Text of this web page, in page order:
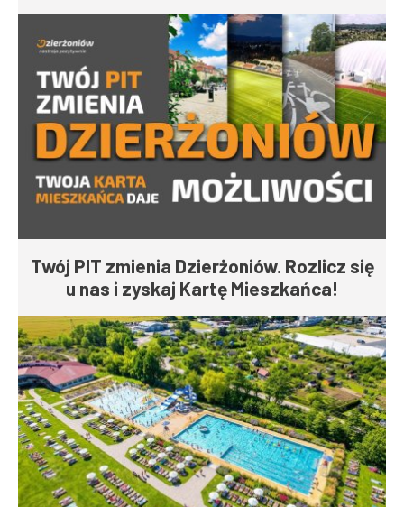
Twój PIT zmienia Dzierżoniów. Rozlicz się
u nas i zyskaj Kartę Mieszkańca!